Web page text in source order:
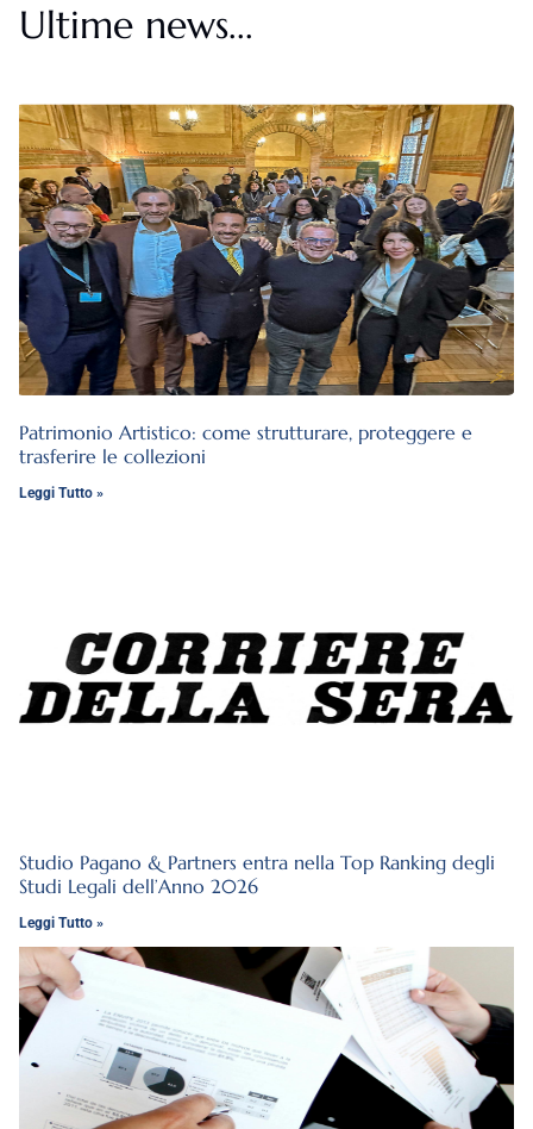
Ultime news...
Patrimonio Artistico: come strutturare, proteggere e
trasferire le collezioni
Leggi Tutto »
Studio Pagano & Partners entra nella Top Ranking degli
Studi Legali dell’Anno 2026
Leggi Tutto »